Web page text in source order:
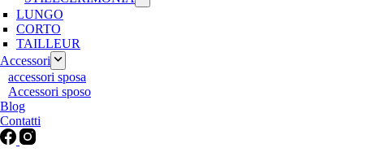
LUNGO
CORTO
TAILLEUR
Accessori
accessori sposa
Accessori sposo
Blog
Contatti